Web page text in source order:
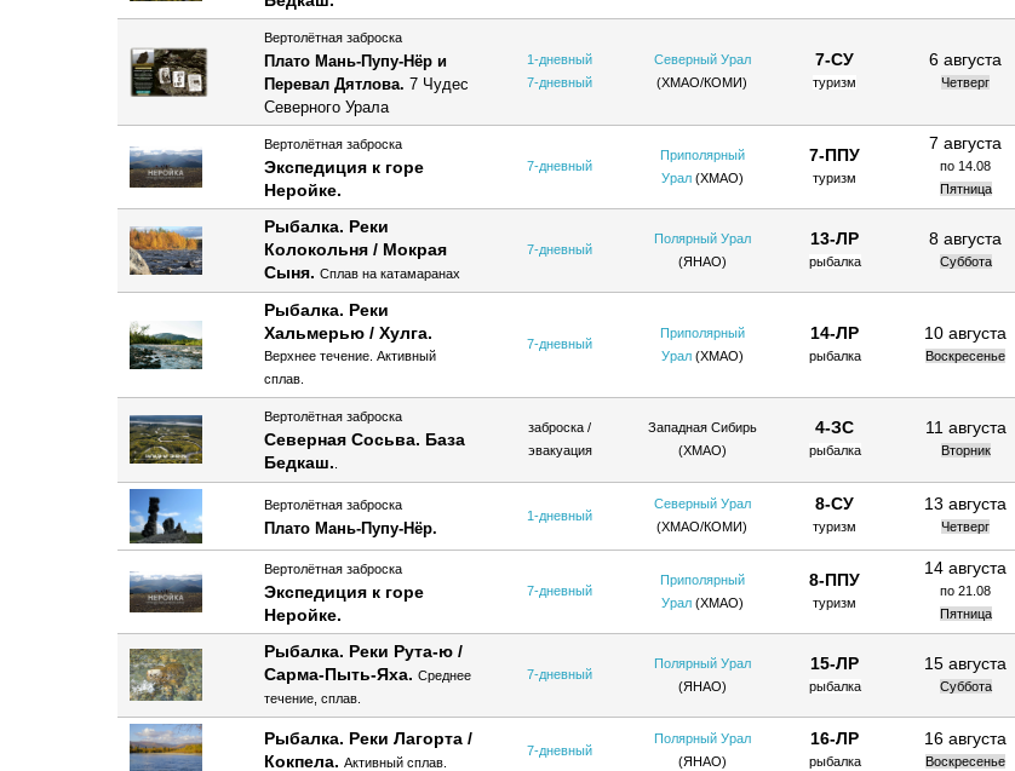
Вертолётная заброска
Плато Мань-Пупу-Нёр и
Перевал Дятлова. 7 Чудес
Северного Урала
1-дневный
7-дневный
Северный Урал
(ХМАО/КОМИ)
7-СУ
туризм
6 августа
Четверг
Вертолётная заброска
Экспедиция к горе
Неройке.
7-дневный
Приполярный
Урал (ХМАО)
7-ППУ
туризм
7 августа
по 14.08
Пятница
Рыбалка. Реки
Колокольня / Мокрая
Сыня. Сплав на катамаранах
7-дневный
Полярный Урал
(ЯНАО)
13-ЛР
рыбалка
8 августа
Суббота
Рыбалка. Реки
Хальмерью / Хулга.
Верхнее течение. Активный
сплав.
7-дневный
Приполярный
Урал(ХМАО)
14-ЛР
рыбалка
10 августа
Воскресенье
Вертолётная заброска
Северная Сосьва. База
Бедкаш.
заброска /
эвакуация
Западная Сибирь
(ХМАО)
4-ЗС
рыбалка
11 августа
Вторник
Вертолётная заброска
Плато Мань-Пупу-Нёр.
1-дневный
Северный Урал
(ХМАО/КОМИ)
8-СУ
туризм
13 августа
Четверг
Вертолётная заброска
Экспедиция к горе
Неройке.
7-дневный
Приполярный
Урал(ХМАО)
8-ППУ
туризм
14 августа
по 21.08
Пятница
Рыбалка. Реки Рута-ю /
Сарма-Пыть-Яха. Среднее
течение, сплав.
7-дневный
Полярный Урал
(ЯНАО)
15-ЛР
рыбалка
15 августа
Суббота
Рыбалка. Реки Лагорта /
Кокпела. Активный сплав.
7-дневный
Полярный Урал
(ЯНАО)
16-ЛР
рыбалка
16 августа
Воскресенье